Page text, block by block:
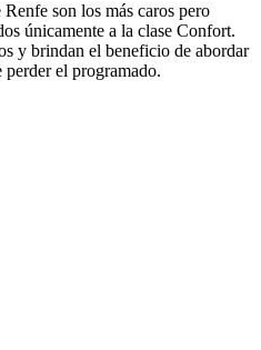
son los más caros pero
únicamente a la clase Confort.
y brindan el beneficio de abordar
perder el programado.